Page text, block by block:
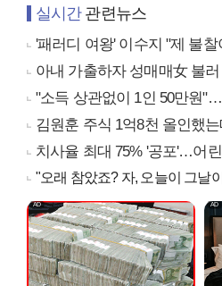
실시간관련뉴스
'패러디 여왕' 이수지 "제 불
아내 가출하자 성매매女 불
"소득 상관없이 1인 50만원
김원훈 주식 1억8천 올인했
치사율 최대 75% '공포'…어
"오래 참았죠? 자, 오늘이 그날